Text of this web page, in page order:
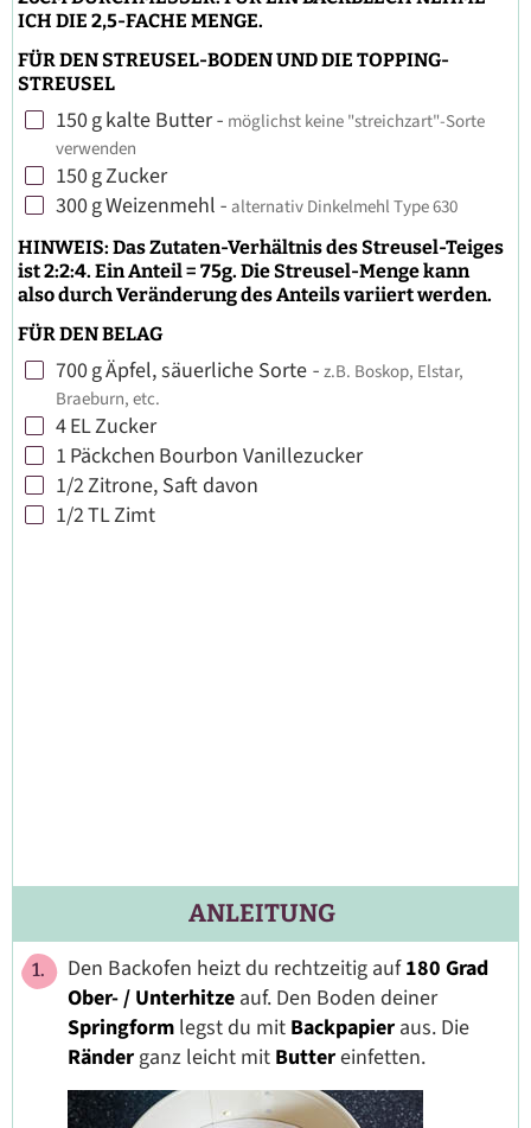
ICH DIE 2,5-FACHE MENGE.
FÜR DEN STREUSEL-BODEN UND DIE TOPPING-
STREUSEL
▢
150gkalte Butter- möglichst keine "streichzart"-Sorte
verwenden
▢
150gZucker
▢
300gWeizenmehl - alternativ Dinkelmehl Type 630
HINWEIS: Das Zutaten-Verhältnis des Streusel-Teiges
ist 2:2:4. Ein Anteil = 75g. Die Streusel-Menge kann
also durch Veränderung des Anteils variiert werden.
FÜR DEN BELAG
▢
700gÄpfel, säuerliche Sorte - z.B. Boskop, Elstar,
Braeburn, etc.
▢
4ELZucker
▢
1 Päckchen Bourbon Vanillezucker
▢
1/2Zitrone, Saft davon
▢
1/2TLZimt
ANLEITUNG
Den Backofen heizt du rechtzeitig auf180 Grad
Ober- / Unterhitze auf. Den Boden deiner
Springform legst du mit Backpapier aus. Die
Ränder ganz leicht mit Buttereinfetten.